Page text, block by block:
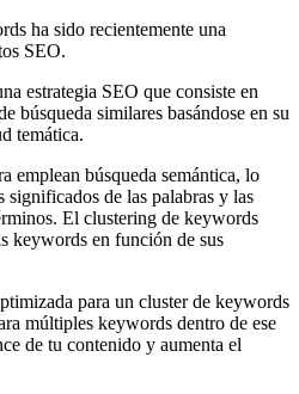
ha sido recientemente una
SEO.
estrategia SEO que consiste en
búsqueda similares basándose en su
temática.
emplean búsqueda semántica, lo
de las palabras y las
El clustering de keywords
keywords en función de sus
para un cluster de keywords
múltiples keywords dentro de ese
de tu contenido y aumenta el